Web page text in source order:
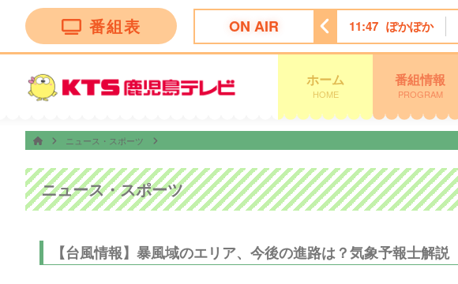
番組表 ON AIR
ごしま 11:30 ＦＮＮ Ｌｉｖｅ Ｎｅｗｓ ｄａｙｓ 11:47 ぽかぽか
ホーム
HOME
番組情報
PROGRAM
ニュース・スポーツ
ニュース・スポーツ
【台風情報】暴風域のエリア、今後の進路は？気象予報士解説